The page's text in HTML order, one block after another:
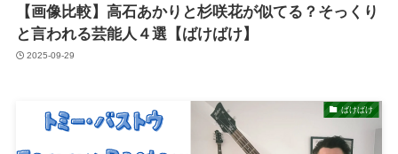
【画像比較】高石あかりと杉咲花が似てる？そっくり
と言われる芸能人４選【ばけばけ】
2025-09-29
ばけばけ